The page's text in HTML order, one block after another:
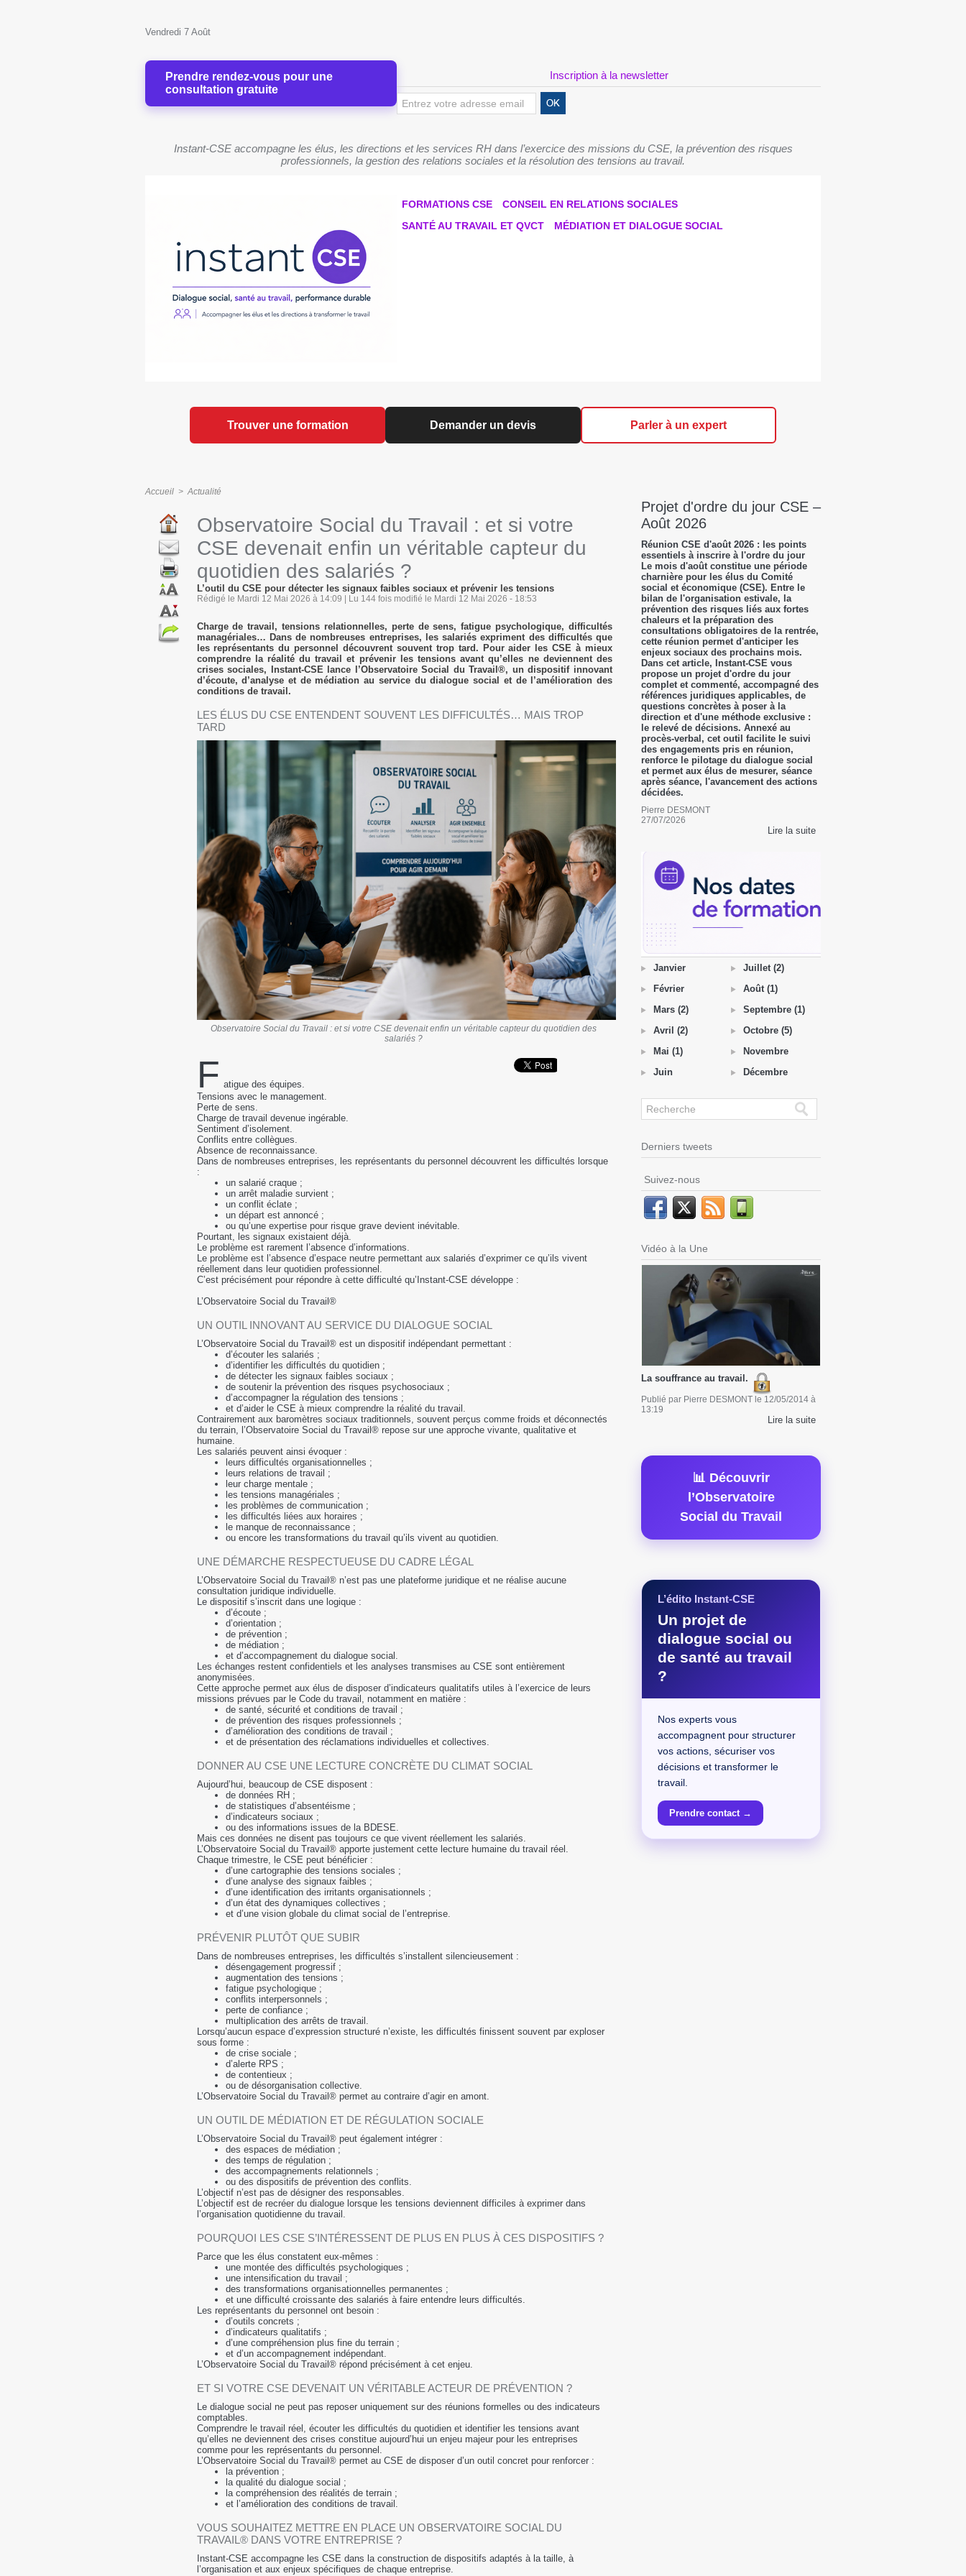
Vendredi 7 Août
Prendre rendez-vous pour une
consultation gratuite
Inscription à la newsletter
Instant-CSE accompagne les élus, les directions et les services RH dans l’exercice des missions du CSE, la prévention des risques
professionnels, la gestion des relations sociales et la résolution des tensions au travail.
FORMATIONS CSE
CONSEIL EN RELATIONS SOCIALES
SANTÉ AU TRAVAIL ET QVCT
MÉDIATION ET DIALOGUE SOCIAL
Trouver une formation Demander un devis Parler à un expert
Accueil > Actualité
Observatoire Social du Travail : et si votre
CSE devenait enfin un véritable capteur du
quotidien des salariés ?
L’outil du CSE pour détecter les signaux faibles sociaux et prévenir les tensions
Rédigé le Mardi 12 Mai 2026 à 14:09 | Lu 144 fois modifié le Mardi 12 Mai 2026 - 18:53
Charge de travail, tensions relationnelles, perte de sens, fatigue psychologique, difficultés
managériales… Dans de nombreuses entreprises, les salariés expriment des difficultés que
les représentants du personnel découvrent souvent trop tard. Pour aider les CSE à mieux
comprendre la réalité du travail et prévenir les tensions avant qu’elles ne deviennent des
crises sociales, Instant-CSE lance l’Observatoire Social du Travail®, un dispositif innovant
d’écoute, d’analyse et de médiation au service du dialogue social et de l’amélioration des
conditions de travail.
LES ÉLUS DU CSE ENTENDENT SOUVENT LES DIFFICULTÉS… MAIS TROP
TARD
Observatoire Social du Travail : et si votre CSE devenait enfin un véritable capteur du quotidien des
salariés ?
F atigue des équipes.
Tensions avec le management.
Perte de sens.
Charge de travail devenue ingérable.
Sentiment d’isolement.
Conflits entre collègues.
Absence de reconnaissance.
Dans de nombreuses entreprises, les représentants du personnel découvrent les difficultés lorsque
:
un salarié craque ;
un arrêt maladie survient ;
un conflit éclate ;
un départ est annoncé ;
ou qu’une expertise pour risque grave devient inévitable.
Pourtant, les signaux existaient déjà.
Le problème est rarement l’absence d’informations.
Le problème est l’absence d’espace neutre permettant aux salariés d’exprimer ce qu’ils vivent
réellement dans leur quotidien professionnel.
C’est précisément pour répondre à cette difficulté qu’Instant-CSE développe :
L’Observatoire Social du Travail®
UN OUTIL INNOVANT AU SERVICE DU DIALOGUE SOCIAL
L’Observatoire Social du Travail® est un dispositif indépendant permettant :
d’écouter les salariés ;
d’identifier les difficultés du quotidien ;
de détecter les signaux faibles sociaux ;
de soutenir la prévention des risques psychosociaux ;
d’accompagner la régulation des tensions ;
et d’aider le CSE à mieux comprendre la réalité du travail.
Contrairement aux baromètres sociaux traditionnels, souvent perçus comme froids et déconnectés
du terrain, l’Observatoire Social du Travail® repose sur une approche vivante, qualitative et
humaine.
Les salariés peuvent ainsi évoquer :
leurs difficultés organisationnelles ;
leurs relations de travail ;
leur charge mentale ;
les tensions managériales ;
les problèmes de communication ;
les difficultés liées aux horaires ;
le manque de reconnaissance ;
ou encore les transformations du travail qu’ils vivent au quotidien.
UNE DÉMARCHE RESPECTUEUSE DU CADRE LÉGAL
L’Observatoire Social du Travail® n’est pas une plateforme juridique et ne réalise aucune
consultation juridique individuelle.
Le dispositif s’inscrit dans une logique :
d’écoute ;
d’orientation ;
de prévention ;
de médiation ;
et d’accompagnement du dialogue social.
Les échanges restent confidentiels et les analyses transmises au CSE sont entièrement
anonymisées.
Cette approche permet aux élus de disposer d’indicateurs qualitatifs utiles à l’exercice de leurs
missions prévues par le Code du travail, notamment en matière :
de santé, sécurité et conditions de travail ;
de prévention des risques professionnels ;
d’amélioration des conditions de travail ;
et de présentation des réclamations individuelles et collectives.
DONNER AU CSE UNE LECTURE CONCRÈTE DU CLIMAT SOCIAL
Aujourd’hui, beaucoup de CSE disposent :
de données RH ;
de statistiques d’absentéisme ;
d’indicateurs sociaux ;
ou des informations issues de la BDESE.
Mais ces données ne disent pas toujours ce que vivent réellement les salariés.
L’Observatoire Social du Travail® apporte justement cette lecture humaine du travail réel.
Chaque trimestre, le CSE peut bénéficier :
d’une cartographie des tensions sociales ;
d’une analyse des signaux faibles ;
d’une identification des irritants organisationnels ;
d’un état des dynamiques collectives ;
et d’une vision globale du climat social de l’entreprise.
PRÉVENIR PLUTÔT QUE SUBIR
Dans de nombreuses entreprises, les difficultés s’installent silencieusement :
désengagement progressif ;
augmentation des tensions ;
fatigue psychologique ;
conflits interpersonnels ;
perte de confiance ;
multiplication des arrêts de travail.
Lorsqu’aucun espace d’expression structuré n’existe, les difficultés finissent souvent par exploser
sous forme :
de crise sociale ;
d’alerte RPS ;
de contentieux ;
ou de désorganisation collective.
L’Observatoire Social du Travail® permet au contraire d’agir en amont.
UN OUTIL DE MÉDIATION ET DE RÉGULATION SOCIALE
L’Observatoire Social du Travail® peut également intégrer :
des espaces de médiation ;
des temps de régulation ;
des accompagnements relationnels ;
ou des dispositifs de prévention des conflits.
L’objectif n’est pas de désigner des responsables.
L’objectif est de recréer du dialogue lorsque les tensions deviennent difficiles à exprimer dans
l’organisation quotidienne du travail.
POURQUOI LES CSE S’INTÉRESSENT DE PLUS EN PLUS À CES DISPOSITIFS ?
Parce que les élus constatent eux-mêmes :
une montée des difficultés psychologiques ;
une intensification du travail ;
des transformations organisationnelles permanentes ;
et une difficulté croissante des salariés à faire entendre leurs difficultés.
Les représentants du personnel ont besoin :
d’outils concrets ;
d’indicateurs qualitatifs ;
d’une compréhension plus fine du terrain ;
et d’un accompagnement indépendant.
L’Observatoire Social du Travail® répond précisément à cet enjeu.
ET SI VOTRE CSE DEVENAIT UN VÉRITABLE ACTEUR DE PRÉVENTION ?
Le dialogue social ne peut pas reposer uniquement sur des réunions formelles ou des indicateurs
comptables.
Comprendre le travail réel, écouter les difficultés du quotidien et identifier les tensions avant
qu’elles ne deviennent des crises constitue aujourd’hui un enjeu majeur pour les entreprises
comme pour les représentants du personnel.
L’Observatoire Social du Travail® permet au CSE de disposer d’un outil concret pour renforcer :
la prévention ;
la qualité du dialogue social ;
la compréhension des réalités de terrain ;
et l’amélioration des conditions de travail.
VOUS SOUHAITEZ METTRE EN PLACE UN OBSERVATOIRE SOCIAL DU
TRAVAIL® DANS VOTRE ENTREPRISE ?
Instant-CSE accompagne les CSE dans la construction de dispositifs adaptés à la taille, à
l’organisation et aux enjeux spécifiques de chaque entreprise.
Projet d'ordre du jour CSE –
Août 2026
Réunion CSE d'août 2026 : les points
essentiels à inscrire à l'ordre du jour
Le mois d'août constitue une période
charnière pour les élus du Comité
social et économique (CSE). Entre le
bilan de l'organisation estivale, la
prévention des risques liés aux fortes
chaleurs et la préparation des
consultations obligatoires de la rentrée,
cette réunion permet d'anticiper les
enjeux sociaux des prochains mois.
Dans cet article, Instant-CSE vous
propose un projet d'ordre du jour
complet et commenté, accompagné des
références juridiques applicables, de
questions concrètes à poser à la
direction et d'une méthode exclusive :
le relevé de décisions. Annexé au
procès-verbal, cet outil facilite le suivi
des engagements pris en réunion,
renforce le pilotage du dialogue social
et permet aux élus de mesurer, séance
après séance, l'avancement des actions
décidées.
Pierre DESMONT
27/07/2026
Lire la suite
Janvier
Février
Mars (2)
Avril (2)
Mai (1)
Juin
Juillet (2)
Août (1)
Septembre (1)
Octobre (5)
Novembre
Décembre
Derniers tweets
Suivez-nous
Vidéo à la Une
La souffrance au travail.
Publié par Pierre DESMONT le 12/05/2014 à
13:19
Lire la suite
📊 Découvrir
l’Observatoire
Social du Travail
L’édito Instant-CSE
Un projet de
dialogue social ou
de santé au travail
?
Nos experts vous
accompagnent pour structurer
vos actions, sécuriser vos
décisions et transformer le
travail.
Prendre contact →